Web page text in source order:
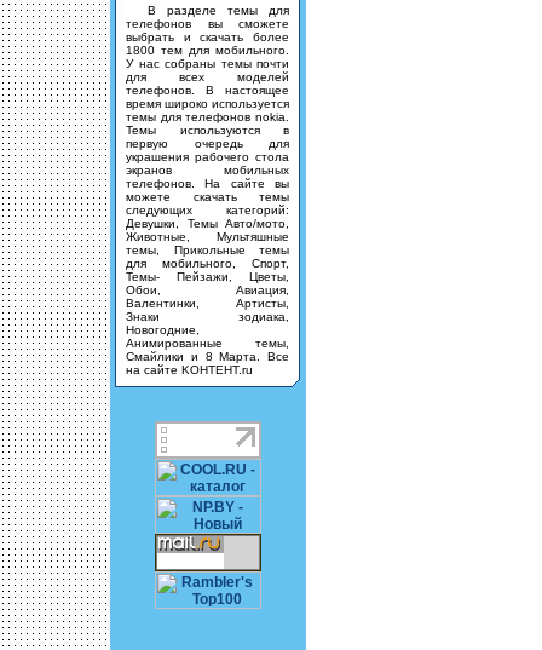
В разделе темы для
телефонов вы сможете
выбрать и скачать более
1800 тем для мобильного.
У нас собраны темы почти
для всех моделей
телефонов. В настоящее
время широко используется
темы для телефонов nokia.
Темы используются в
первую очередь для
украшения рабочего стола
экранов мобильных
телефонов. На сайте вы
можете скачать темы
следующих категорий:
Девушки, Темы Авто/мото,
Животные, Мультяшные
темы, Прикольные темы
для мобильного, Спорт,
Темы- Пейзажи, Цветы,
Обои, Авиация,
Валентинки, Артисты,
Знаки зодиака,
Новогодние,
Анимированные темы,
Смайлики и 8 Марта. Все
на сайте KOHTEHT.ru